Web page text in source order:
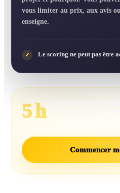
vous limiter au prix, aux avis
enseigne.
✓ Le scoring ne peut pas être
5 h
Commencer